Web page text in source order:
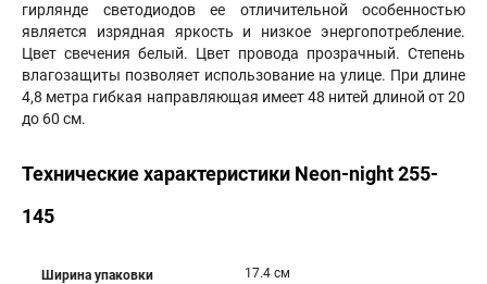
гирлянде светодиодов ее отличительной особенностью
является изрядная яркость и низкое энергопотребление.
Цвет свечения белый. Цвет провода прозрачный. Степень
влагозащиты позволяет использование на улице. При длине
4,8 метра гибкая направляющая имеет 48 нитей длиной от 20
до 60 см.
Технические характеристики Neon-night 255-
145
Ширина упаковки 17.4 см